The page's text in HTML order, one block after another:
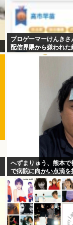
プロゲーマーけんき
配信界隈から嫌われ
へずまりゅう、熊本
で病院に向かい点滴